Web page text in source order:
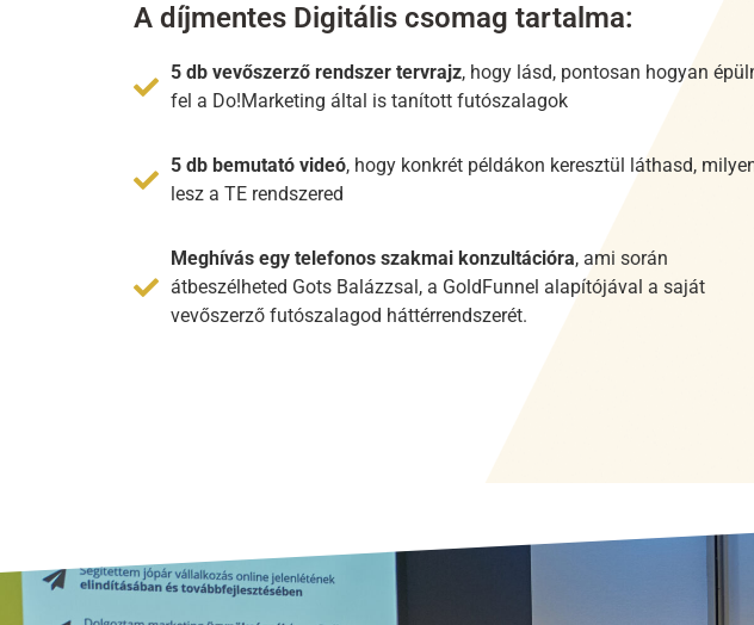
A díjmentes Digitális csomag tartalma:
5 db vevőszerző rendszer tervrajz, hogy lásd, pontosan hogyan
fel a Do!Marketing által is tanított futószalagok
5 db bemutató videó, hogy konkrét példákon keresztül láthasd,
lesz a TE rendszered
Meghívás egy telefonos szakmai konzultációra, ami során
átbeszélheted Gots Balázzsal, a GoldFunnel alapítójával a saját
vevőszerző futószalagod háttérrendszerét.